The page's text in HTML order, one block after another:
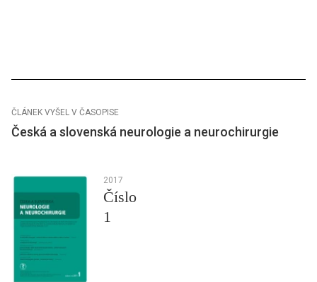
ČLÁNEK VYŠEL V ČASOPISE
Česká a slovenská neurologie a neurochirurgie
2017
Číslo
1